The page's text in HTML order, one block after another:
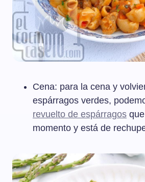
Cena: para la cena y
espárragos verdes,
revuelto de espárragos
momento y está de